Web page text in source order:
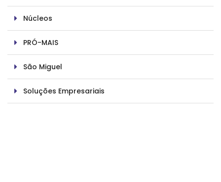
Núcleos
PRÓ-MAIS
São Miguel
Soluções Empresariais